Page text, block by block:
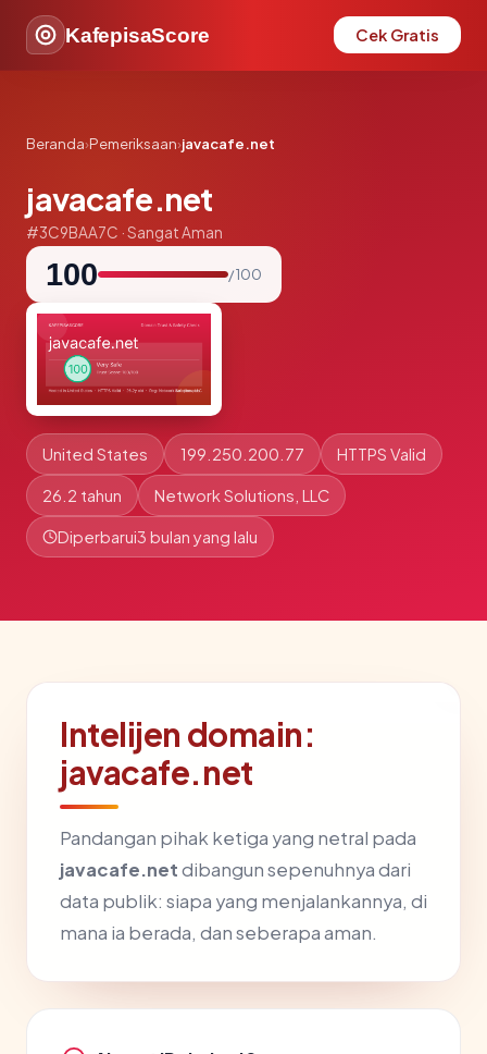
KafepisaScore Cek Gratis
Beranda›Pemeriksaan›javacafe.net
javacafe.net
#3C9BAA7C · Sangat Aman
100 / 100
United States 199.250.200.77 HTTPS Valid
26.2 tahun Network Solutions, LLC
Diperbarui3 bulan yang lalu
Intelijen domain:
javacafe.net
Pandangan pihak ketiga yang netral pada
javacafe.netdibangun sepenuhnya dari
data publik: siapa yang menjalankannya, di
mana ia berada, dan seberapa aman.